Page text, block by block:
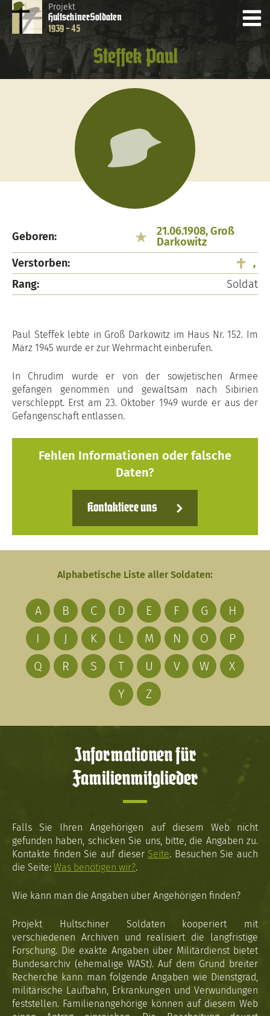
Projekt
HultschinerSoldaten
1939 - 45
Steffek Paul
Geboren:
21.06.1908, Groß
Darkowitz
Verstorben:
,
Rang:
Soldat
Paul Steffek lebte in Groß Darkowitz im Haus Nr. 152. Im
März 1945 wurde er zur Wehrmacht einberufen.
In Chrudim wurde er von der sowjetischen Armee
gefangen genommen und gewaltsam nach Sibirien
verschleppt. Erst am 23. Oktober 1949 wurde er aus der
Gefangenschaft entlassen.
Fehlen Informationen oder falsche
Daten?
Kontaktiere uns
Alphabetische Liste aller Soldaten:
A B C D E F G
H
I
J K L M N O
P
Q
R S T U V W
X
Y
Z
Informationen für
Familienmitglieder
Falls Sie Ihren Angehörigen auf diesem Web nicht
gefunden haben, schicken Sie uns, bitte, die Angaben zu.
Kontakte finden Sie auf dieser Seite. Besuchen Sie auch
die Seite: Was benötigen wir?.
Wie kann man die Angaben über Angehörigen finden?
Projekt Hultschiner Soldaten kooperiert mit
verschiedenen Archiven und realisiert die langfristige
Forschung. Die exakte Angaben über Militärdienst bietet
Bundesarchiv (ehemalige WASt). Auf dem Grund breiter
Recherche kann man folgende Angaben wie Dienstgrad,
militärische Laufbahn, Erkrankungen und Verwundungen
feststellen. Familienangehörige können auf diesem Web